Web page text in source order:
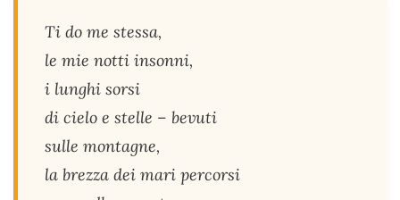
Ti do me stessa,
le mie notti insonni,
i lunghi sorsi
di cielo e stelle – bevuti
sulle montagne,
la brezza dei mari percorsi